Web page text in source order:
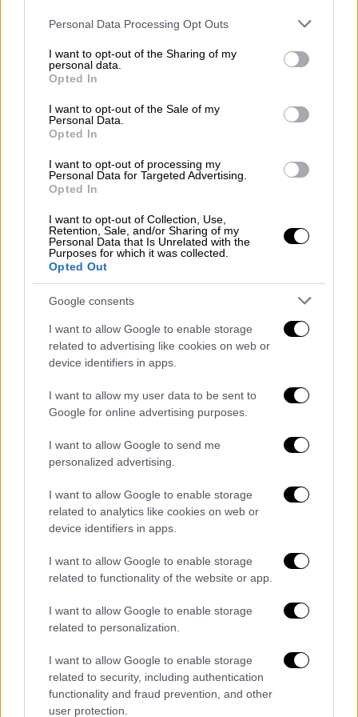
Please note that this website/app uses one or more Google
not limited to your visit or usage behaviour. You may click to
grant or deny consent to Google and its third-party tags to
use your data for below specified purposes in below Google
consent section.
Personal Data Processing Opt Outs
I want to opt-out of the Sharing of my
personal data.
Opted In
I want to opt-out of the Sale of my
Personal Data.
Opted In
I want to opt-out of processing my
Personal Data for Targeted Advertising.
Opted In
I want to opt-out of Collection, Use,
Retention, Sale, and/or Sharing of my
Personal Data that Is Unrelated with the
Purposes for which it was collected.
Opted Out
Google consents
I want to allow Google to enable storage
related to advertising like cookies on web or
device identifiers in apps.
I want to allow my user data to be sent to
Google for online advertising purposes.
I want to allow Google to send me
personalized advertising.
I want to allow Google to enable storage
related to analytics like cookies on web or
device identifiers in apps.
I want to allow Google to enable storage
related to functionality of the website or app.
I want to allow Google to enable storage
related to personalization.
I want to allow Google to enable storage
related to security, including authentication
functionality and fraud prevention, and other
user protection.
Η στόχευση του Τσίπρα
«Μεταφέρω την πρόταση μομφής στο λαό».
Σε αυτή τη φράση του
συμπυκνώνεται η στρατηγική του ΣΥΡΙΖΑ,
όπως εξήγησε από την πλευρά του στο
δελτίο του OPEN οΧρήστος Τσιγουρής, με
την Κουμουνδούρου να ανταπαντά σε
ΣτονΣΥΡΙΖΑ δεν θεωρούν φυσιολογικές τις
εικόνες που είδαν να εκτυλίσσονται κατά τη
συζήτηση της πρότασης μομφής, καθώς
χειροκροτούσαν αυτούς που τους
παρακολουθούσαν».
Είναι σαφές πως ο κ. Τσίπρας, θεωρώντας
πως εξάντλησε τα κοινοβουλευτικά όπλα,
προγραμματισμένη συγκέντρωση στο
Περιστέρι- και έτσι θα απευθυνθεί στο
προοδευτικό ακροατήριο και στους
αναποφάσιστους. Γιατί ένα μέρος των
αναποφάσιστων δείχνει ενοχλημένο για